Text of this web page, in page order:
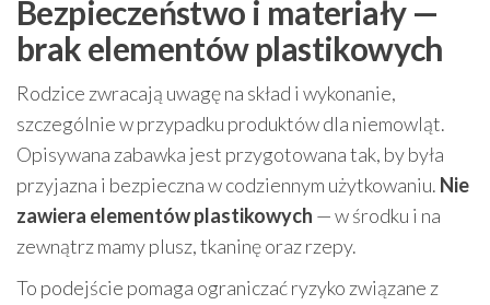
Bezpieczeństwo i materiały —
brak elementów plastikowych
Rodzice zwracają uwagę na skład i wykonanie,
szczególnie w przypadku produktów dla niemowląt.
Opisywana zabawka jest przygotowana tak, by była
przyjazna i bezpieczna w codziennym użytkowaniu. Nie
zawiera elementów plastikowych — w środku i na
zewnątrz mamy plusz, tkaninę oraz rzepy.
To podejście pomaga ograniczać ryzyko związane z